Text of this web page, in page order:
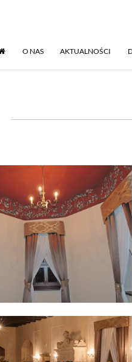
O NAS AKTUALNOŚCI